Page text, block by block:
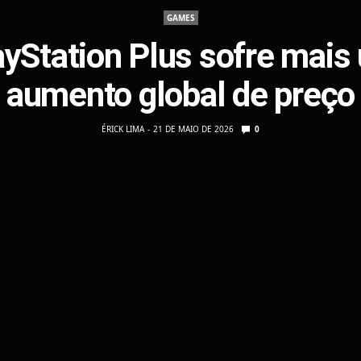
GAMES
Plus sofre mais
aumento global de preço
ÉRICK LIMA 21 DE MAIO DE 2026 0